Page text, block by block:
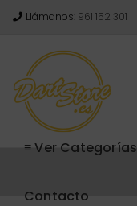
Llámanos: 961 152 301
≡ Ver Categorías
Contacto